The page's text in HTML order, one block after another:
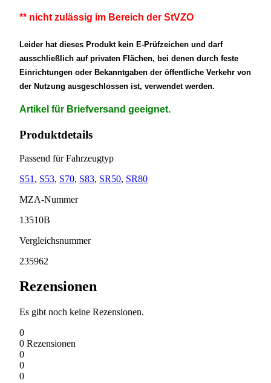
** nicht zulässig im Bereich der StVZO
Leider hat dieses Produkt kein E-Prüfzeichen und darf
ausschließlich auf privaten Flächen, bei denen durch feste
Einrichtungen oder Bekanntgaben der öffentliche Verkehr von
der Nutzung ausgeschlossen ist, verwendet werden.
Artikel für Briefversand geeignet.
Produktdetails
Passend für Fahrzeugtyp
S51 , S53, S70, S83, SR50, SR80
MZA-Nummer
13510B
Vergleichsnummer
235962
Rezensionen
Es gibt noch keine Rezensionen.
0
0 Rezensionen
0
0
0